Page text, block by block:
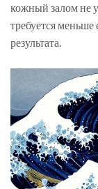
кожный залом не
требуется
результата.